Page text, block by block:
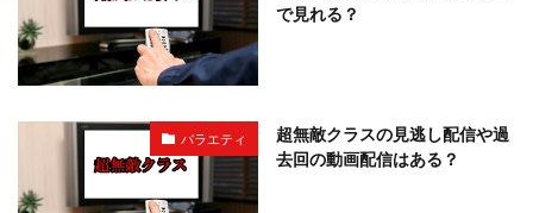
で見れる？
バラエティ
超無敵クラスの見逃し配信や過
去回の動画配信はある？